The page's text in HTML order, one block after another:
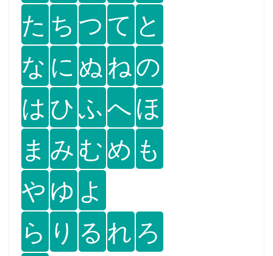
た ち つ て と
な に ぬ ねの
は ひふへほ
ま み むめ も
や ゆ よ
ら り る れ ろ